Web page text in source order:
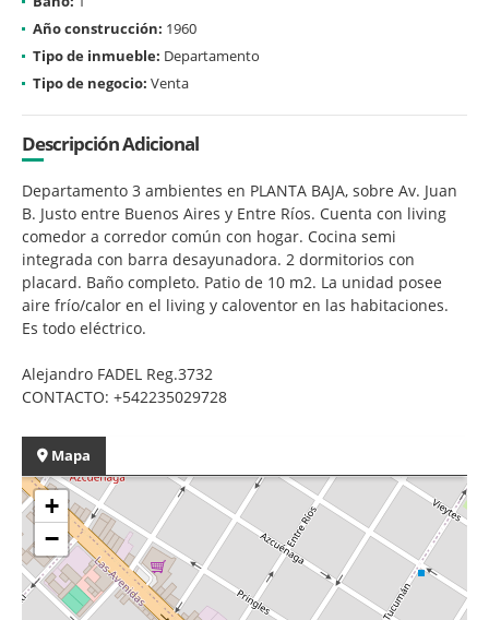
Año construcción: 1960
Tipo de inmueble: Departamento
Tipo de negocio: Venta
Descripción Adicional
Departamento 3 ambientes en PLANTA BAJA, sobre Av. Juan
B. Justo entre Buenos Aires y Entre Ríos. Cuenta con living
comedor a corredor común con hogar. Cocina semi
integrada con barra desayunadora. 2 dormitorios con
placard. Baño completo. Patio de 10 m2. La unidad posee
aire frío/calor en el living y caloventor en las habitaciones.
Es todo eléctrico.
Alejandro FADEL Reg.3732
CONTACTO: +542235029728
Mapa
+
−